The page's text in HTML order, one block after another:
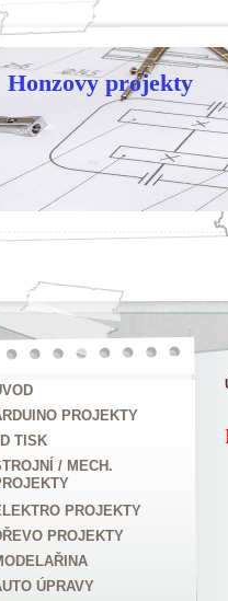
Honzovy projekty
PROJEKTY
TISK
/ MECH.
PROJEKTY
PROJEKTY
ÚPRAVY